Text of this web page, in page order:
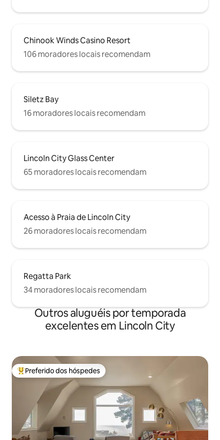
Chinook Winds Casino Resort
106 moradores locais recomendam
Siletz Bay
16 moradores locais recomendam
Lincoln City Glass Center
65 moradores locais recomendam
Acesso à Praia de Lincoln City
26 moradores locais recomendam
Regatta Park
34 moradores locais recomendam
Outros aluguéis por temporada
excelentes em Lincoln City
Entre os melhores preferidos dos hóspedes
Preferido dos hóspedes